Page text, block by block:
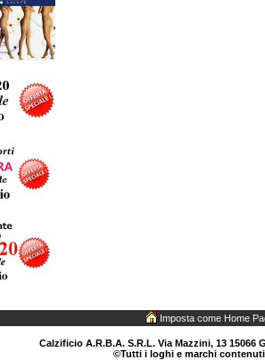
Imposta come Home
Calzificio A.R.B.A. S.R.L. Via Mazzini, 13 15066
©Tutti i loghi e marchi